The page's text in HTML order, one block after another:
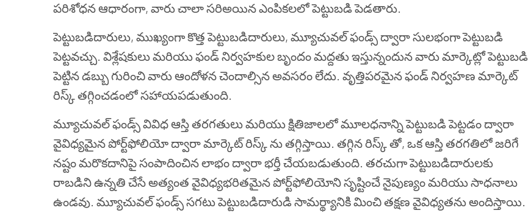
పరిశోధన ఆధారంగా, వారు చాలా సరిఅయిన ఎంపికలలో పెట్టుబడి పెడతారు.
పెట్టుబడిదారులు, ముఖ్యంగా కొత్త పెట్టుబడిదారులు, మ్యూచువల్ ఫండ్స్ ద్వారా సులభంగా పెట్టుబడి
పెట్టవచ్చు. విశ్లేషకులు మరియు ఫండ్ నిర్వహకుల బృందం మద్దతు ఇస్తున్నందున వారు మార్కెట్లో పెట్టుబడి
పెట్టిన డబ్బు గురించి వారు ఆందోళన చెందాల్సిన అవసరం లేదు. వృత్తిపరమైన ఫండ్ నిర్వహణ మార్కెట్
రిస్క్ తగ్గించడంలో సహాయపడుతుంది.
మ్యూచువల్ ఫండ్స్ వివిధ ఆస్తి తరగతులు మరియు క్షితిజాలలో మూలధనాన్ని పెట్టుబడి పెట్టడం ద్వారా
వైవిధ్యమైన పోర్ట్‌ఫోలియోద్వారా మార్కెట్ రిస్క్ ను తగ్గిస్తాయి. తగ్గిన రిస్క్ తో, ఒక ఆస్తి తరగతిలో జరిగే
నష్టం మరొకదానిపై సంపాదించిన లాభం ద్వారా భర్తీ చేయబడుతుంది. తరచుగా పెట్టుబడిదారులకు
రాబడిని ఉన్నతి చేసే అత్యంత వైవిధ్యభరితమైన పోర్ట్‌ఫోలియోని సృష్టించే నైపుణ్యం మరియు సాధనాలు
ఉండవు. మ్యూచువల్ ఫండ్స్ సగటు పెట్టుబడిదారుడి సామర్థ్యానికి మించి తక్షణ వైవిధ్యతను అందిస్తాయి.